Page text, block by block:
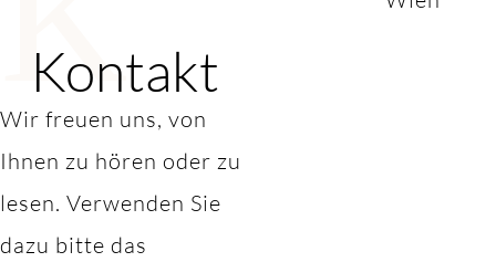
Kontakt
Wir freuen uns, von
Ihnen zu hören oder zu
lesen. Verwenden Sie
dazu bitte das